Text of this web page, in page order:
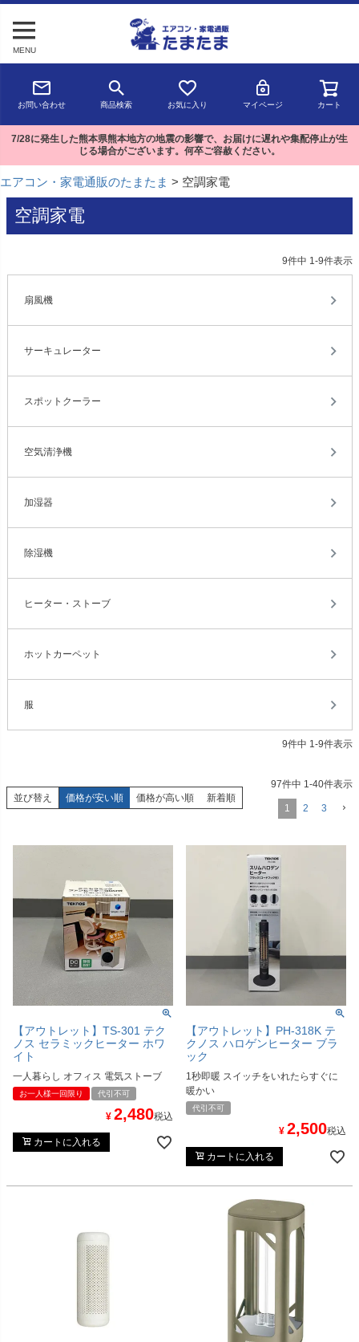
MENU
お問い合わせ 商品検索 お気に入り マイページ カート
7/28に発生した熊本県熊本地方の地震の影響で、お届けに遅れや集配停止が生
じる場合がございます。何卒ご容赦ください。
エアコン・家電通販のたまたま 空調家電
空調家電
9件中 1-9件表示
扇風機
サーキュレーター
スポットクーラー
空気清浄機
加湿器
除湿機
ヒーター・ストーブ
ホットカーペット
服
9件中 1-9件表示
並び替え 価格が安い順 価格が高い順 新着順
97件中 1-40件表示
1 2 3
【アウトレット】TS-301 テク
ノス セラミックヒーター ホワ
イト
一人暮らし オフィス 電気ストーブ
お一人様一回限り 代引不可
¥ 2,480税込
カートに入れる
【アウトレット】PH-318K テ
クノス ハロゲンヒーター ブラ
ック
1秒即暖 スイッチをいれたらすぐに
暖かい
代引不可
¥ 2,500税込
カートに入れる